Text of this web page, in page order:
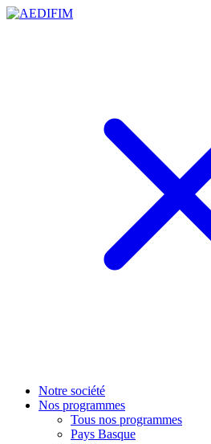
Notre société
Nos programmes
Tous nos programmes
Pays Basque